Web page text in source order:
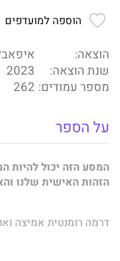
הוספה למועדפים
הוצאה:
שנת הוצאה:
2023
מספר עמודים: 262
על הספר
המסע הזה יכול להיות
הזהות האישית שלנו
דרמה רומנטית אמיצה
מנערה מרשימה אך
המפגש המרגש